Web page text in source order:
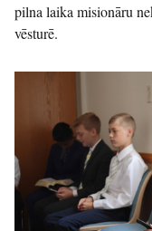
pilna laika misionāru
vēsturē.